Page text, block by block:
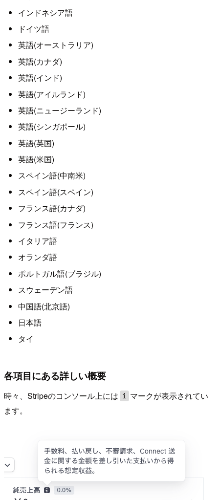
インドネシア語
ドイツ語
英語(オーストラリア)
英語(カナダ)
英語(インド)
英語(アイルランド)
英語(ニュージーランド)
英語(シンガポール)
英語(英国)
英語(米国)
スペイン語(中南米)
スペイン語(スペイン)
フランス語(カナダ)
フランス語(フランス)
イタリア語
オランダ語
ポルトガル語(ブラジル)
スウェーデン語
中国語(北京語)
日本語
タイ
各項目にある詳しい概要
時々、Stripeのコンソール上には i
マークが表示されてい
ます。